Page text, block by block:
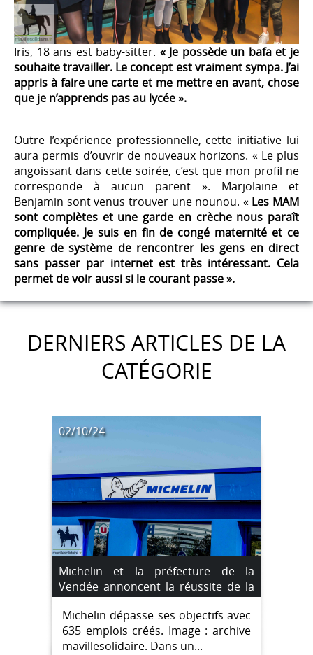
Iris, 18 ans est baby-sitter. « Je possède un bafa et je
souhaite travailler. Le concept est vraiment sympa. J’ai
appris à faire une carte et me mettre en avant, chose
que je n’apprends pas au lycée ».
Outre l’expérience professionnelle, cette initiative lui
aura permis d’ouvrir de nouveaux horizons. « Le plus
angoissant dans cette soirée, c’est que mon profil ne
corresponde à aucun parent ». Marjolaine et
Benjamin sont venus trouver une nounou. «Les MAM
sont complètes et une garde en crèche nous paraît
compliquée. Je suis en fin de congé maternité et ce
genre de système de rencontrer les gens en direct
sans passer par internet est très intéressant. Cela
permet de voir aussi si le courant passe ».
DERNIERS ARTICLES DE LA
CATÉGORIE
02/10/24
Michelin et la préfecture de la
Vendée annoncent la réussite de la
convention de revitalisation de La
Roche-sur-Yon
Michelin dépasse ses objectifs avec
635 emplois créés. Image : archive
mavillesolidaire. Dans un...